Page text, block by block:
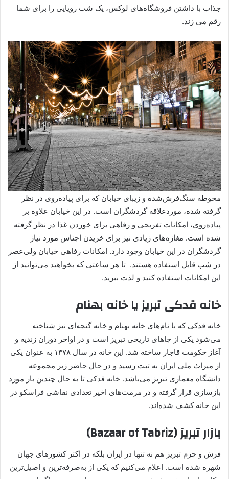
جذاب با داشتن فروشگاه‌های لوکس، یک شب رویایی را برای شما
رقم می زند.
محوطه سنگ‌فرش‌شده و زیبای خیابان که برای پیاده‌روی‌ در نظر
گرفته شده، موردعلاقه گردشگران است. در این خیابان علاوه بر
پیاده‌روی، امکانات تفریحی و رفاهی برای خوردن غذا در نظر گرفته
شده است. مغازه‌های زیادی نیز برای خریدن اجناس مورد نیاز
گردشگران در این خیابان وجود دارد. امکانات رفاهی خیابان ولی‌عصر
در شب قابل استفاده هستند. تا هر ساعتی که بخواهید می‌توانید از
این امکانات استفاده کنید و لذت ببرید.
خانه قدکی تبریز یا خانه بهنام
خانه قدکی که با نام‌های خانه بهنام و خانه گنجه‌ای نیز شناخته
می‌شود یکی از جاهای تاریخی تبریز است و در اواخر دوران زندیه و
آغاز حکومت قاجار ساخته شد. این خانه در سال ۱۳۷۸ به عنوان یکی
از میراث ملی ایران به ثبت رسید و در حال حاضر زیر مجموعه
دانشگاه معماری تبریز می‌باشد. خانه قدکی تا به حال چندین بار مورد
بازسازی قرار گرفته و در مرمت‌های اخیر تعدادی نقاشی فراسکو در
این خانه کشف شده‌اند.
بازار تبریز (Bazaar of Tabriz)
فرش و چرم تبریز هم نه تنها در ایران بلکه در اکثر کشورهای جهان
شهره شده است. اعلام می‌کنیم که یکی از به‌صرفه‌ترین و اصیل‌ترین